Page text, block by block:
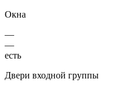
Окна
—
—
есть
Двери входной группы